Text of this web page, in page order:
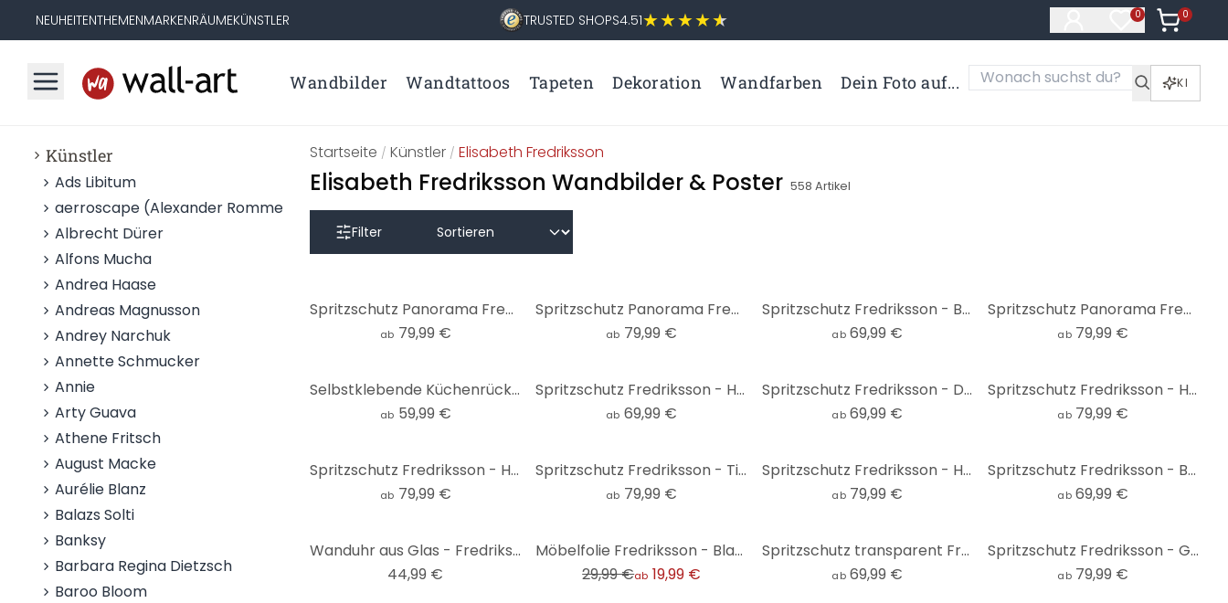
NEUHEITENTHEMENMARKENRÄUMEKÜNSTLER TRUSTED SHOPS4.51 0
Artikel im
0
Artikel
Wandbilder Wandtattoos Tapeten Dekoration Wandfarben Dein Foto auf... KI
Künstler
Ads Libitum
aerroscape (Alexander Rommel)
Albrecht Dürer
Alfons Mucha
Andrea Haase
Andreas Magnusson
Andrey Narchuk
Annette Schmucker
Annie
Arty Guava
Athene Fritsch
August Macke
Aurélie Blanz
Balazs Solti
Banksy
Barbara Regina Dietzsch
Baroo Bloom
Startseite / Künstler / Elisabeth Fredriksson
Elisabeth Fredriksson Wandbilder & Poster 558 Artikel
Filter
Spritzschutz Panorama Fredriksson - Blau-grüner Edelstein
ab 79,99 €
Spritzschutz Panorama Fredriksson - Dunkelgrüner Smaragd
ab 79,99 €
Spritzschutz Fredriksson - Blau-grüner Edelstein
ab 69,99 €
Spritzschutz Panorama Fredriksson - Blaue Geometrie
ab 79,99 €
Selbstklebende Küchenrückwand Fredriksson - Marmor & Perlmutt
ab 59,99 €
Spritzschutz Fredriksson - Hexagone: Gold und Kupfer
ab 69,99 €
Spritzschutz Fredriksson - Dunkelgrüner Smaragd
ab 69,99 €
Spritzschutz Fredriksson - Hexagone: Schwarz und Grau - Panorama
ab 79,99 €
Spritzschutz Fredriksson - Hexagone: Gold und Kupfer - Panorama
ab 79,99 €
Spritzschutz Fredriksson - Tinte: Rosé und Gold - Panorama
ab 79,99 €
Spritzschutz Fredriksson - Hexagone: Blau und Gold - Panorama
ab 79,99 €
Spritzschutz Fredriksson - Blaue Geometrie
ab 69,99 €
Wanduhr aus Glas - Fredriksson - Herbst in den Bergen Ø30 cm
44,99 €
Möbelfolie Fredriksson - Blaue Geometrie
29,99 €ab 19,99 €
Spritzschutz transparent Fredriksson - Bunte Birnen
ab 69,99 €
Spritzschutz Fredriksson - Goldene Steine - Panorama
ab 79,99 €